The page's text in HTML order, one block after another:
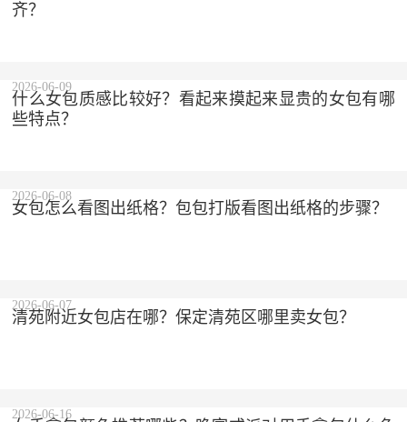
齐？
什么女包质感比较好？看起来摸起来显贵的女包有哪
些特点？
2026-06-09
女包怎么看图出纸格？包包打版看图出纸格的步骤？
2026-06-08
清苑附近女包店在哪？保定清苑区哪里卖女包？
2026-06-07
2026-06-16